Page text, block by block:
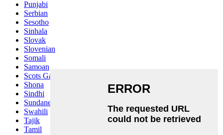
Punjabi
Serbian
Sesotho
Sinhala
Slovak
Slovenian
Somali
Samoan
Scots Gaelic
Shona
Sindhi
Sundanese
Swahili
Tajik
Tamil